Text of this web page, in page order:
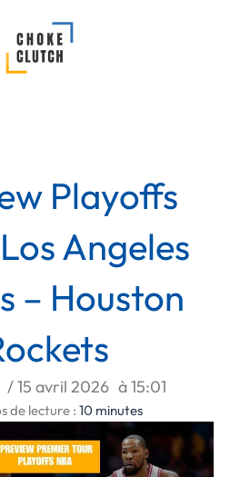
Playoffs
Angeles
– Houston
/15 avril 2026 à15:01
de lecture : 10 minutes